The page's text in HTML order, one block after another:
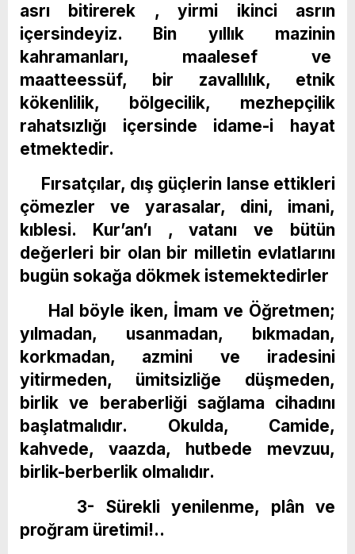
asrı bitirerek , yirmi ikinci asrın
içersindeyiz. Bin yıllık mazinin
kahramanları, maalesef ve
maatteessüf, bir zavallılık, etnik
kökenlilik, bölgecilik, mezhepçilik
rahatsızlığı içersinde idame-i hayat
etmektedir.
Fırsatçılar, dış güçlerin lanse ettikleri
çömezler ve yarasalar, dini, imani,
kıblesi. Kur’an’ı , vatanı ve bütün
değerleri bir olan bir milletin evlatlarını
bugün sokağa dökmek istemektedirler
Hal böyle iken, İmam ve Öğretmen;
yılmadan, usanmadan, bıkmadan,
korkmadan, azmini ve iradesini
yitirmeden, ümitsizliğe düşmeden,
birlik ve beraberliği sağlama cihadını
başlatmalıdır. Okulda, Camide,
kahvede, vaazda, hutbede mevzuu,
birlik-berberlik olmalıdır.
3- Sürekli yenilenme, plân ve
proğram üretimi!..